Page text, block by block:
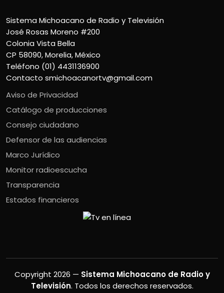
Sistema Michoacano de Radio y Televisión
José Rosas Moreno #200
Colonia Vista Bella
CP 58090, Morelia, México
Teléfono (01) 4431136900
Contacto smichoacanortv@gmail.com
Aviso de Privacidad
Catálogo de producciones
Consejo ciudadano
Defensor de las audiencias
Marco Jurídico
Monitor radioescucha
Transparencia
Estados financieros
Copyright 2026 — Sistema Michoacano de Radio y
Televisión. Todos los derechos reservados.